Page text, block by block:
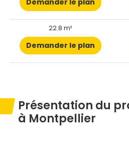
Demander le plan
22.8 m²
Demander le plan
Présentation du
à Montpellier